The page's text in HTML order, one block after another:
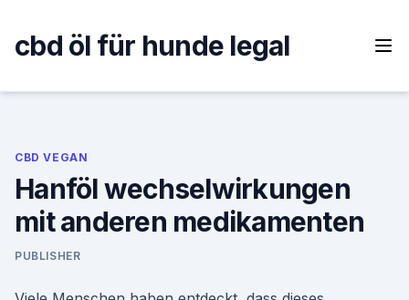
content
cbd öl für hunde legal
CBD VEGAN
Hanföl wechselwirkungen
mit anderen medikamenten
PUBLISHER